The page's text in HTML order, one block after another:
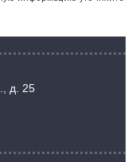
д. 25